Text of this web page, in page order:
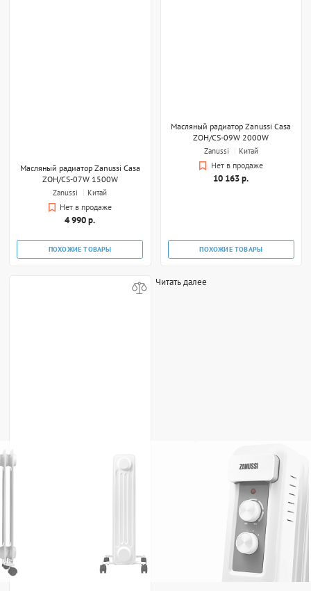
Масляный радиатор Zanussi Casa
ZOH/CS-07W 1500W
Zanussi
Китай
Нет в продаже
4 990 р.
ПОХОЖИЕ ТОВАРЫ
Масляный радиатор Zanussi Casa
ZOH/CS-09W 2000W
Zanussi
Китай
Нет в продаже
10 163 р.
ПОХОЖИЕ ТОВАРЫ
Читать далее